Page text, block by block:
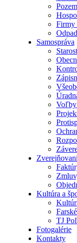
Firmy
Samospráva
Voľby
Kultúra a
TJ
Fotogalérie
Kontakty